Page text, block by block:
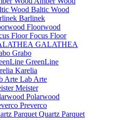
Baltic Wood
Barlinek
Floorwood
Focus Floor
GALATHEA
Grabo
GreenLine
Karelia
Lab Arte
Meister
Polarwood
Preverco
Quartz Parquet